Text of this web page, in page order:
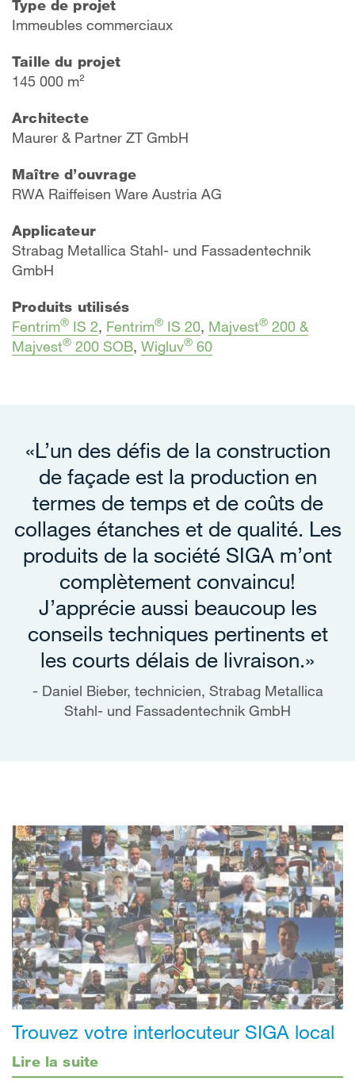
Type de projet
Immeubles commerciaux
Taille du projet
145 000 m²
Architecte
Maurer & Partner ZT GmbH
Maître d’ouvrage
RWA Raiffeisen Ware Austria AG
Applicateur
Strabag Metallica Stahl- und Fassadentechnik
GmbH
Produits utilisés
Fentrim® IS 2, Fentrim® IS 20, Majvest® 200 &
Majvest® 200 SOB, Wigluv® 60
«L’un des défis de la construction
de façade est la production en
termes de temps et de coûts de
collages étanches et de qualité. Les
produits de la société SIGA m’ont
complètement convaincu!
J’apprécie aussi beaucoup les
conseils techniques pertinents et
les courts délais de livraison.»
Daniel Bieber, technicien, Strabag Metallica
Stahl- und Fassadentechnik GmbH
Trouvez votre interlocuteur SIGA local
Lire la suite